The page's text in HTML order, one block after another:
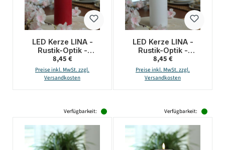
LED Kerze LINA -
Rustik-Optik -
Echtwachs - 3D
Flamme - H: 20cm - D:
7cm - Batterie - Timer
Regulärer Preis:
8,45 €
Preise inkl. MwSt. zzgl.
Versandkosten
LED Kerze LINA -
Rustik-Optik -
Echtwachs - 3D
Flamme - H: 20cm - D:
7cm - Batterie - Timer
Regulärer Preis:
8,45 €
Preise inkl. MwSt. zzgl.
Versandkosten
Verfügbarkeit: Verfügbarkeit: